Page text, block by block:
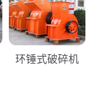
环锤式破碎机